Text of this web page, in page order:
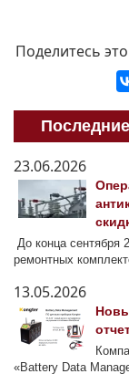
Поделитесь
23.06.2026
До конца сентября
ремонтных
13.05.2026
«Battery Data